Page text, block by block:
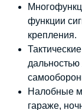
функции
крепления.
дальностью
Налобные
гараже,